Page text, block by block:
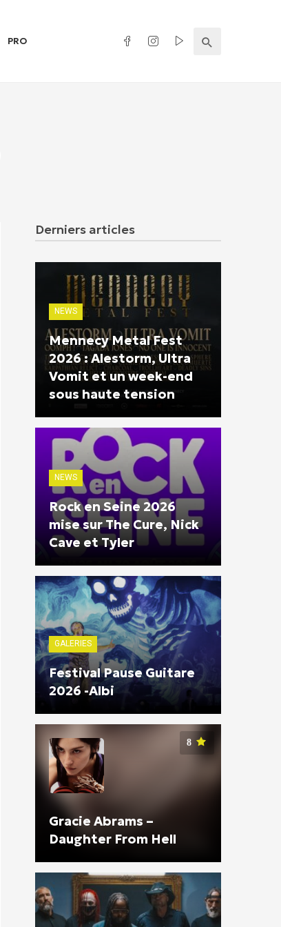
PRO
Derniers articles
NEWS
Mennecy Metal Fest
2026 : Alestorm, Ultra
Vomit et un week-end
sous haute tension
NEWS
Rock en Seine 2026
mise sur The Cure, Nick
Cave et Tyler
GALERIES
Festival Pause Guitare
2026 -Albi
8
Gracie Abrams –
Daughter From Hell